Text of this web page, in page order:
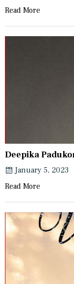
Read More
Deepika
January 5, 2023
Read More